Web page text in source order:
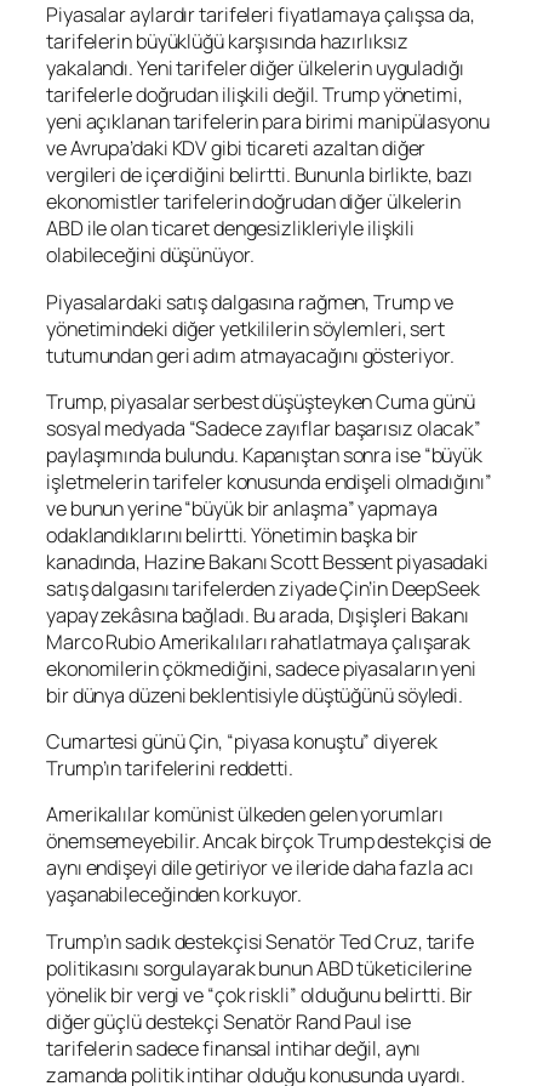
Piyasalar aylardır tarifeleri fiyatlamaya çalışsa da,
tarifelerin büyüklüğü karşısında hazırlıksız
yakalandı. Yeni tarifeler diğer ülkelerin uyguladığı
tarifelerle doğrudan ilişkili değil. Trump yönetimi,
yeni açıklanan tarifelerin para birimi manipülasyonu
ve Avrupa’daki KDV gibi ticareti azaltan diğer
vergileri de içerdiğini belirtti. Bununla birlikte, bazı
ekonomistler tarifelerin doğrudan diğer ülkelerin
ABD ile olan ticaret dengesizlikleriyle ilişkili
olabileceğini düşünüyor.
Piyasalardaki satış dalgasına rağmen, Trump ve
yönetimindeki diğer yetkililerin söylemleri, sert
tutumundan geri adım atmayacağını gösteriyor.
Trump, piyasalar serbest düşüşteyken Cuma günü
sosyal medyada “Sadece zayıflar başarısız olacak”
paylaşımında bulundu. Kapanıştan sonra ise “büyük
işletmelerin tarifeler konusunda endişeli olmadığını”
ve bunun yerine “büyük bir anlaşma” yapmaya
odaklandıklarını belirtti. Yönetimin başka bir
kanadında, Hazine Bakanı Scott Bessent piyasadaki
satış dalgasını tarifelerden ziyade Çin’in DeepSeek
yapay zekâsına bağladı. Bu arada, Dışişleri Bakanı
Marco Rubio Amerikalıları rahatlatmaya çalışarak
ekonomilerin çökmediğini, sadece piyasaların yeni
bir dünya düzeni beklentisiyle düştüğünü söyledi.
Cumartesi günü Çin, “piyasa konuştu” diyerek
Trump’ın tarifelerini reddetti.
Amerikalılar komünist ülkeden gelen yorumları
önemsemeyebilir. Ancak birçok Trump destekçisi de
aynı endişeyi dile getiriyor ve ileride daha fazla acı
yaşanabileceğinden korkuyor.
Trump’ın sadık destekçisi Senatör Ted Cruz, tarife
politikasını sorgulayarak bunun ABD tüketicilerine
yönelik bir vergi ve “çok riskli” olduğunu belirtti. Bir
diğer güçlü destekçi Senatör Rand Paul ise
tarifelerin sadece finansal intihar değil, aynı
zamanda politik intihar olduğu konusunda uyardı.